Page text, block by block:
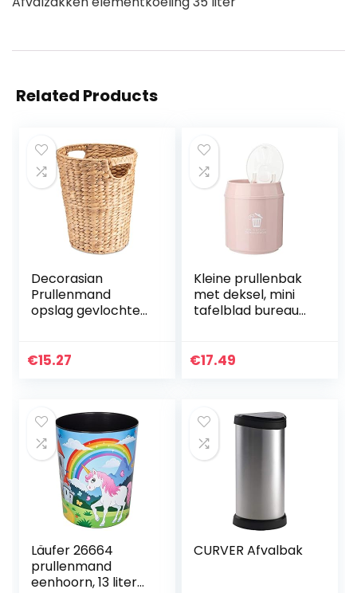
Related Products
Decorasian
Prullenmand
opslag gevlochten
handvat –
€15.27
Kleine prullenbak
met deksel, mini
tafelblad bureau
slaapkamer
€17.49
Läufer 26664
prullenmand
eenhoorn, 13 liter
CURVER Afvalbak